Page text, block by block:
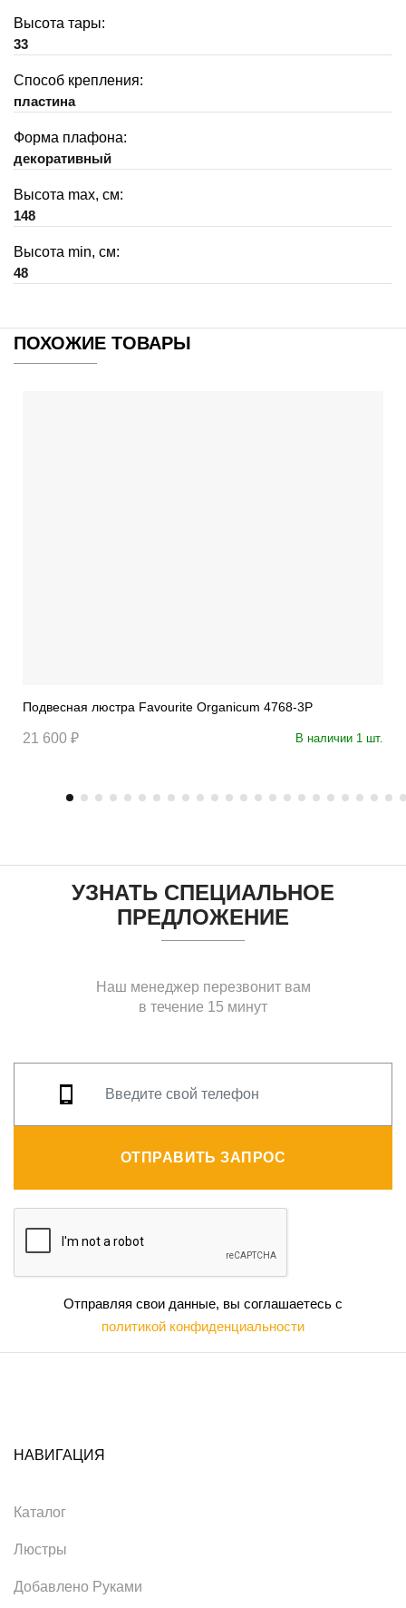
Высота тары:
33
Способ крепления:
пластина
Форма плафона:
декоративный
Высота max, см:
148
Высота min, см:
48
ПОХОЖИЕ ТОВАРЫ
Подвесная люстра Favourite Organicum 4768-3P
21 600 ₽ В наличии 1 шт.
УЗНАТЬ СПЕЦИАЛЬНОЕ
ПРЕДЛОЖЕНИЕ
Наш менеджер перезвонит вам
в течение 15 минут
ОТПРАВИТЬ ЗАПРОС
Отправляя свои данные, вы соглашаетесь с
политикой конфиденциальности
НАВИГАЦИЯ
Каталог
Люстры
Добавлено Руками